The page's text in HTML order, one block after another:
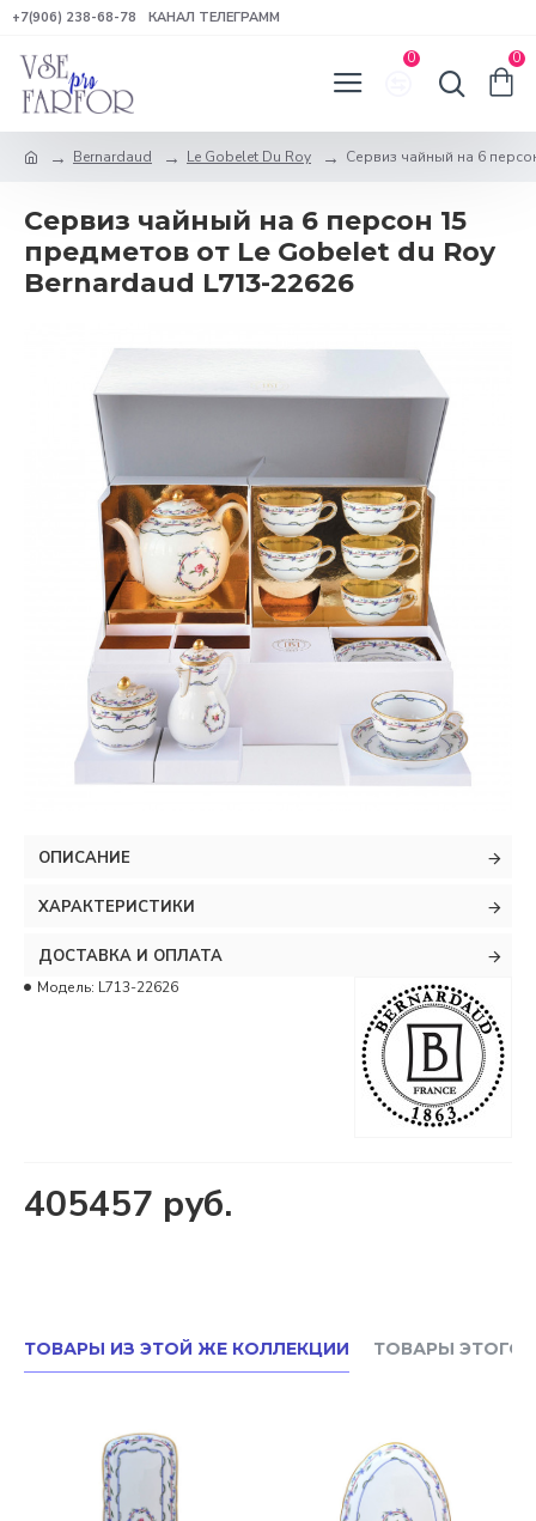
+7(906) 238-68-78 КАНАЛ ТЕЛЕГРАММ
0 0
Bernardaud Le Gobelet Du Roy Сервиз чайный на 6
Сервиз чайный на 6 персон 15
предметов от Le Gobelet du Roy
Bernardaud L713-22626
ОПИСАНИЕ
ХАРАКТЕРИСТИКИ
ДОСТАВКА И ОПЛАТА
405457 руб.
Модель: L713-22626
ТОВАРЫ ИЗ ЭТОЙ ЖЕ КОЛЛЕКЦИИ ТОВАРЫ ЭТОГО